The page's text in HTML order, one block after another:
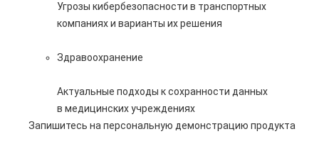
Угрозы кибербезопасности в транспортных
компаниях и варианты их решения
Здравоохранение
Актуальные подходы к сохранности данных
в медицинских учреждениях
Запишитесь на персональную демонстрацию продукта